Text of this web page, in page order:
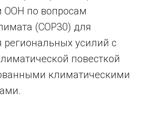
ООН по вопросам
(COP30) для
региональных усилий с
повесткой
климатическими